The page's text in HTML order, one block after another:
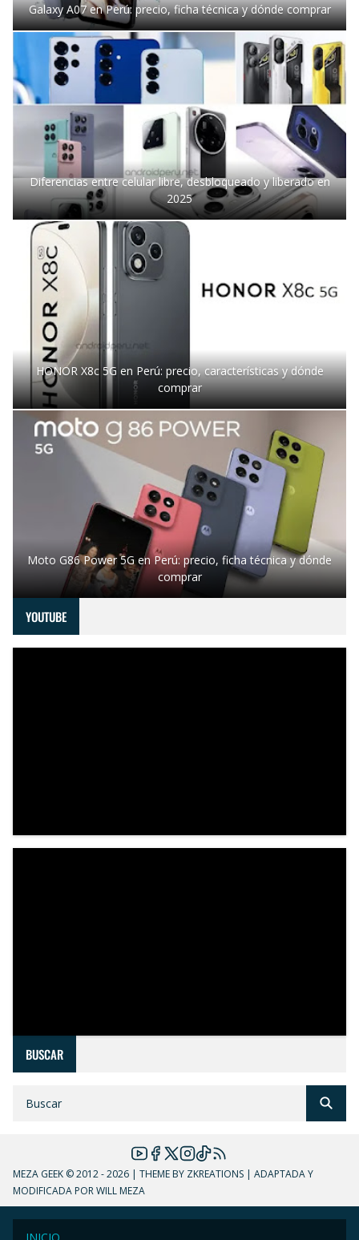
Galaxy A07 en Perú: precio, ficha técnica y dónde comprar
Diferencias entre celular libre, desbloqueado y liberado en
2025
HONOR X8c 5G en Perú: precio, características y dónde
comprar
Moto G86 Power 5G en Perú: precio, ficha técnica y dónde
comprar
YOUTUBE
BUSCAR
MEZA GEEK © 2012 - 2026 | THEME BY ZKREATIONS | ADAPTADA Y
MODIFICADA POR WILL MEZA